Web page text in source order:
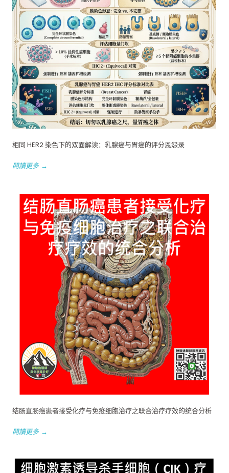
相同 HER2 染色下的双面解读：乳腺癌与胃癌的评分恩怨录
閱讀更多 →
结肠直肠癌患者接受化疗与免疫细胞治疗之联合治疗疗效的统合分析
閱讀更多 →